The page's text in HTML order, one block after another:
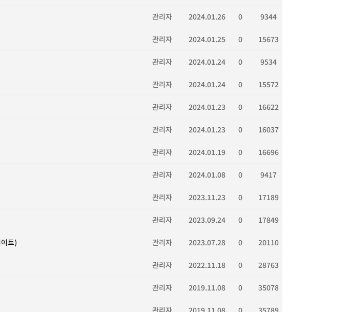
관리자 2024.01.26 0 9344
관리자 2024.01.25 0 15673
관리자 2024.01.24 0 9534
관리자 2024.01.24 0 15572
관리자 2024.01.23 0 16622
관리자 2024.01.23 0 16037
관리자 2024.01.19 0 16696
관리자 2024.01.08 0 9417
관리자 2023.11.23 0 17189
관리자 2023.09.24 0 17849
트) 관리자 2023.07.28 0 20110
관리자 2022.11.18 0 28763
관리자 2019.11.08 0 35078